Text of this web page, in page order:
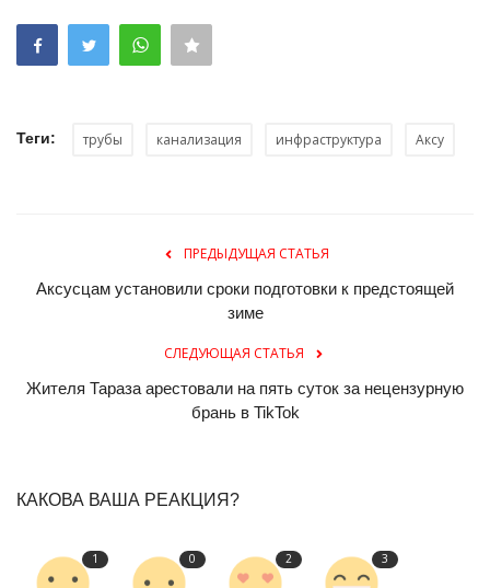
Теги: трубы канализация инфраструктура Аксу
ПРЕДЫДУЩАЯ СТАТЬЯ
Аксусцам установили сроки подготовки к предстоящей
зиме
СЛЕДУЮЩАЯ СТАТЬЯ
Жителя Тараза арестовали на пять суток за нецензурную
брань в TikTok
КАКОВА ВАША РЕАКЦИЯ?
1 0 2 3